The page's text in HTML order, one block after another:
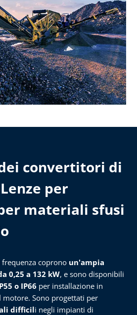
convertitori di
per
materiali sfusi
coprono un'ampia
0,25 a 132 kW, e sono disponibili
o IP66 per installazione in
motore. Sono progettati per
difficili negli impianti di